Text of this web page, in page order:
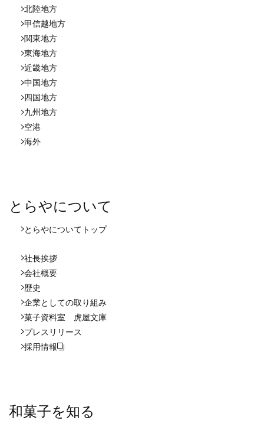
北陸地方
甲信越地方
関東地方
東海地方
近畿地方
中国地方
四国地方
九州地方
空港
海外
とらやについて
とらやについて トップ
社長挨拶
会社概要
歴史
企業としての取り組み
菓子資料室 虎屋文庫
プレスリリース
採用情報
和菓子を知る